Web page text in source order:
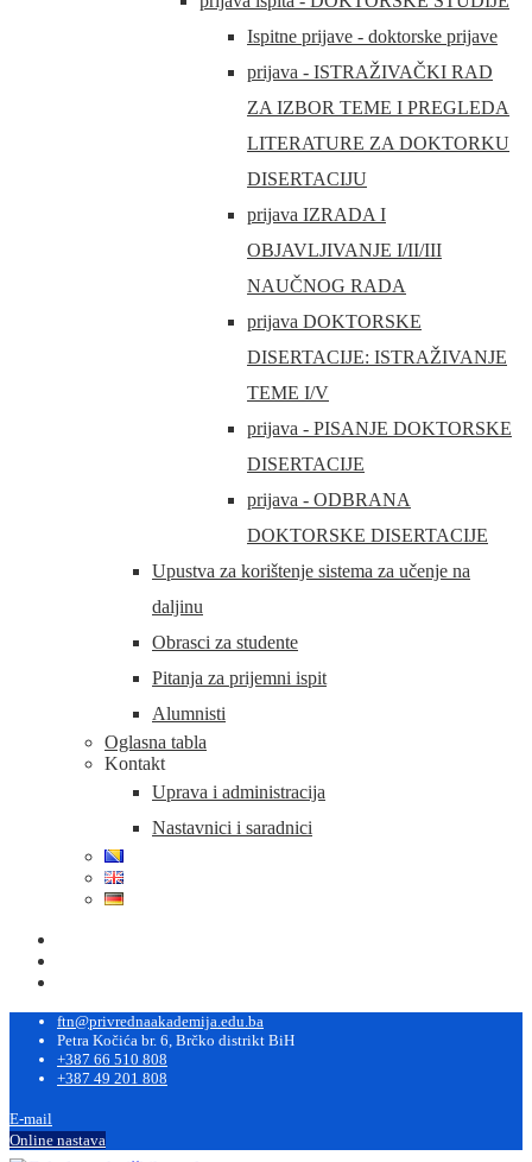
Ispitne prijave - doktorske prijave
prijava - ISTRAŽIVAČKI RAD
ZA IZBOR TEME I PREGLEDA
LITERATURE ZA DOKTORKU
DISERTACIJU
prijava IZRADA I
OBJAVLJIVANJE I/II/III
NAUČNOG RADA
prijava DOKTORSKE
DISERTACIJE: ISTRAŽIVANJE
TEME I/V
prijava - PISANJE DOKTORSKE
DISERTACIJE
prijava - ODBRANA
DOKTORSKE DISERTACIJE
Upustva za korištenje sistema za učenje na
daljinu
Obrasci za studente
Pitanja za prijemni ispit
Alumnisti
Oglasna tabla
Kontakt
Uprava i administracija
Nastavnici i saradnici
ftn@privrednaakademija.edu.ba
Petra Kočića br. 6, Brčko distrikt BiH
+387 66 510 808
+387 49 201 808
E-mail
Online nastava